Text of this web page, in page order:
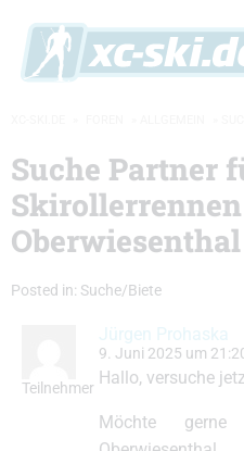
Suche Partner
Oberwiesenthal
Posted in: Suche/Biete
Teilnehmer
Jürgen Prohaska
9. Juni 2025 um
Hallo, versuche
Möchte